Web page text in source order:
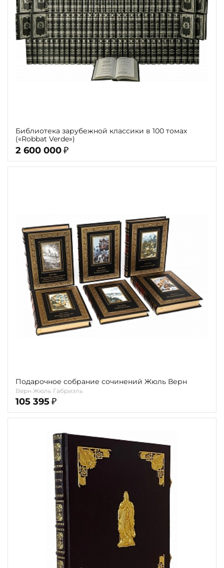
Библиотека зарубежной классики в 100 томах
(«Robbat Verde»)
2 600 000 ₽
Подарочное собрание сочинений Жюль Верн
Верн Жюль Габриэль
105 395 ₽